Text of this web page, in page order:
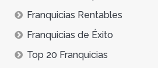
Franquicias Rentables
Franquicias de Éxito
Top 20 Franquicias